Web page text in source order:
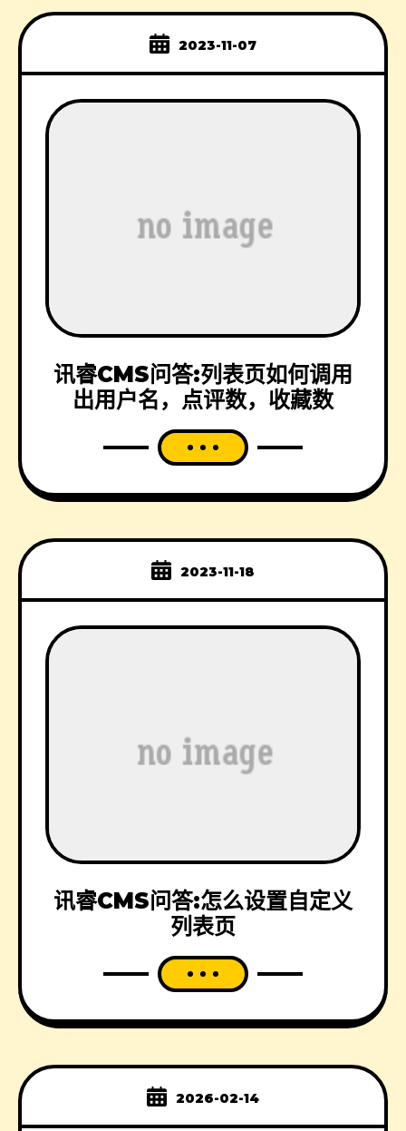
2023-11-07
讯睿CMS问答:列表页如何调用
出用户名，点评数，收藏数
2023-11-18
讯睿CMS问答:怎么设置自定义
列表页
2026-02-14